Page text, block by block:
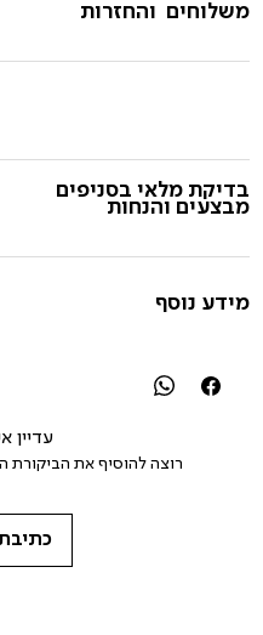
משלוחים והחזרות
בדיקת מלאי בסניפים
מבצעים והנחות
מידע נוסף
עדיין
רוצה להוסיף את הביקורת